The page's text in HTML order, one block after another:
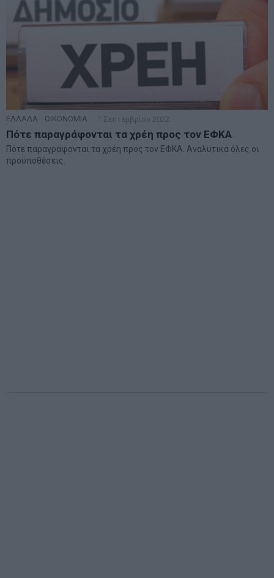
ΕΛΛΑΔΑ ΟΙΚΟΝΟΜΙΑ 1 Σεπτεμβρίου 2022
Πότε παραγράφονται τα χρέη προς τον ΕΦΚΑ
Πότε παραγράφονται τα χρέη προς τον ΕΦΚΑ. Αναλυτικά όλες οι
προϋποθέσεις.